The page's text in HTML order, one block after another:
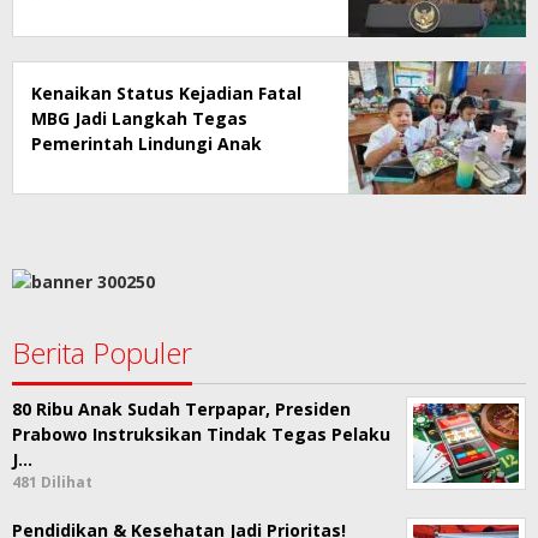
Kenaikan Status Kejadian Fatal
MBG Jadi Langkah Tegas
Pemerintah Lindungi Anak
Berita Populer
80 Ribu Anak Sudah Terpapar, Presiden
Prabowo Instruksikan Tindak Tegas Pelaku
J…
481 Dilihat
Pendidikan & Kesehatan Jadi Prioritas!